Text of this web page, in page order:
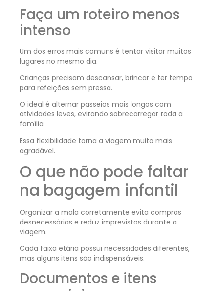
Faça um roteiro menos
intenso
Um dos erros mais comuns é tentar visitar muitos
lugares no mesmo dia.
Crianças precisam descansar, brincar e ter tempo
para refeições sem pressa.
O ideal é alternar passeios mais longos com
atividades leves, evitando sobrecarregar toda a
família.
Essa flexibilidade torna a viagem muito mais
agradável.
O que não pode faltar
na bagagem infantil
Organizar a mala corretamente evita compras
desnecessárias e reduz imprevistos durante a
viagem.
Cada faixa etária possui necessidades diferentes,
mas alguns itens são indispensáveis.
Documentos e itens